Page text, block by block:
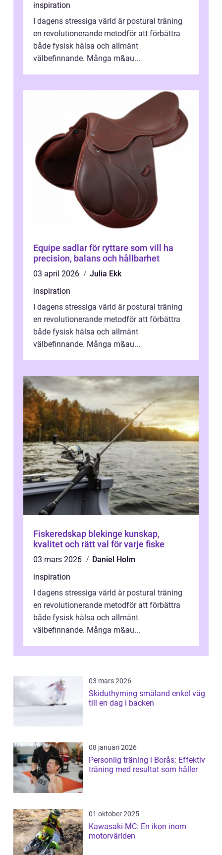
inspiration
I dagens stressiga värld är postural träning
en revolutionerande metodför att förbättra
både fysisk hälsa och allmänt
välbefinnande. Många m&au...
Equipe sadlar för ryttare som vill ha
precision, balans och hållbarhet
03 april 2026
Julia Ekk
inspiration
I dagens stressiga värld är postural träning
en revolutionerande metodför att förbättra
både fysisk hälsa och allmänt
välbefinnande. Många m&au...
Fiskeredskap blekinge kunskap,
kvalitet och rätt val för varje fiske
03 mars 2026
Daniel Holm
inspiration
I dagens stressiga värld är postural träning
en revolutionerande metodför att förbättra
både fysisk hälsa och allmänt
välbefinnande. Många m&au...
03 mars 2026
Skiduthyrning småland enkel väg
till en dag i backen
08 januari 2026
Personlig träning i Borås: Effektiv
träning med resultat som håller
01 oktober 2025
Kawasaki-MC: En ikon inom
motorvärlden